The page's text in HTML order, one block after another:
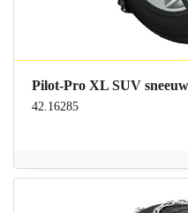
Pilot-Pro XL SUV
42.16285